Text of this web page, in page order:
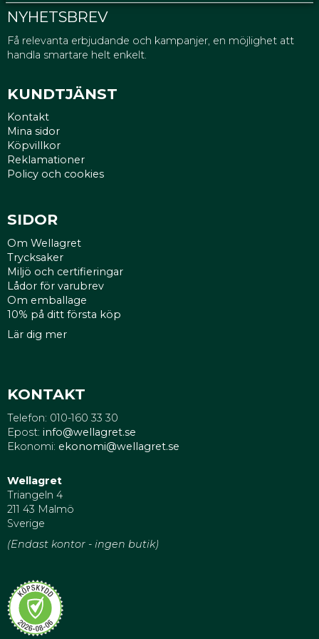
NYHETSBREV
Få relevanta erbjudande och kampanjer, en möjlighet att
handla smartare helt enkelt.
KUNDTJÄNST
Kontakt
Mina sidor
Köpvillkor
Reklamationer
Policy och cookies
SIDOR
Om Wellagret
Trycksaker
Miljö och certifieringar
Lådor för varubrev
Om emballage
10% på ditt första köp
Lär dig mer
KONTAKT
Telefon: 010-160 33 30
Epost: info@wellagret.se
Ekonomi: ekonomi@wellagret.se
Wellagret
Triangeln 4
211 43 Malmö
Sverige
(Endast kontor - ingen butik)